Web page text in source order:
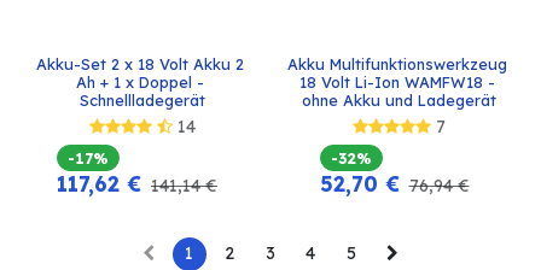
Akku-Set 2 x 18 Volt Akku 2
Ah + 1 x Doppel -
Schnellladegerät
14
-17%
117,62 € 141,14€
Akku Multifunktionswerkzeug
18 Volt Li-Ion WAMFW18 -
ohne Akku und Ladegerät
7
-32%
52,70 € 76,94€
1 2 3 4 5